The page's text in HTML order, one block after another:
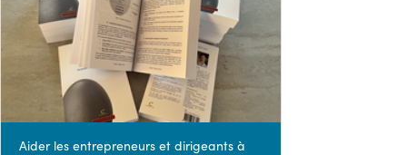
Aider les entrepreneurs et dirigeants à